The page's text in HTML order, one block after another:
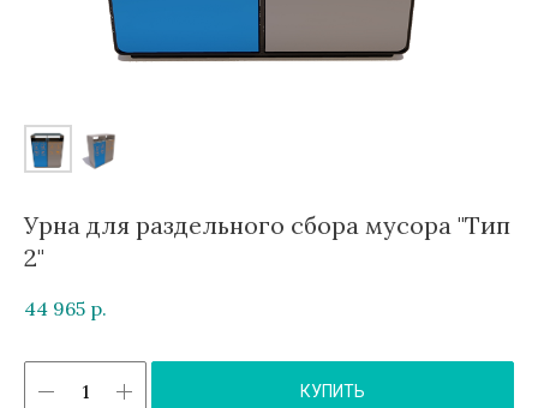
Урна для раздельного сбора мусора "Тип
2"
44 965 р.
КУПИТЬ